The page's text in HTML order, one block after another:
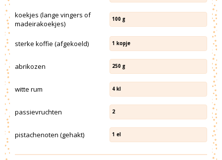
koekjes (lange vingers of
madeirakoekjes)
100 g
sterke koffie (afgekoeld) 1 kopje
abrikozen 250 g
witte rum 4 kl
passievruchten 2
pistachenoten (gehakt) 1 el